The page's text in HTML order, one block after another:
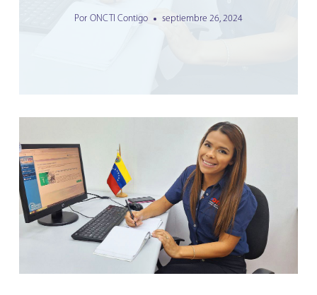
Por ONCTI Contigo septiembre 26, 2024